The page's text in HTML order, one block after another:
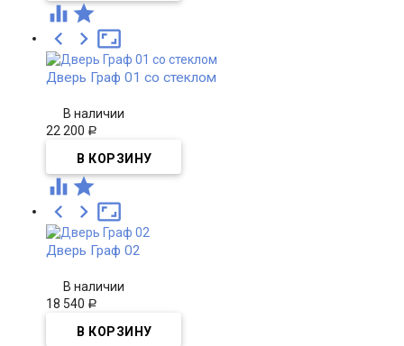
 

 
Дверь Граф 01 со стеклом
В наличии
22 200 Р
 

 
Дверь Граф 02
В наличии
18 540 Р